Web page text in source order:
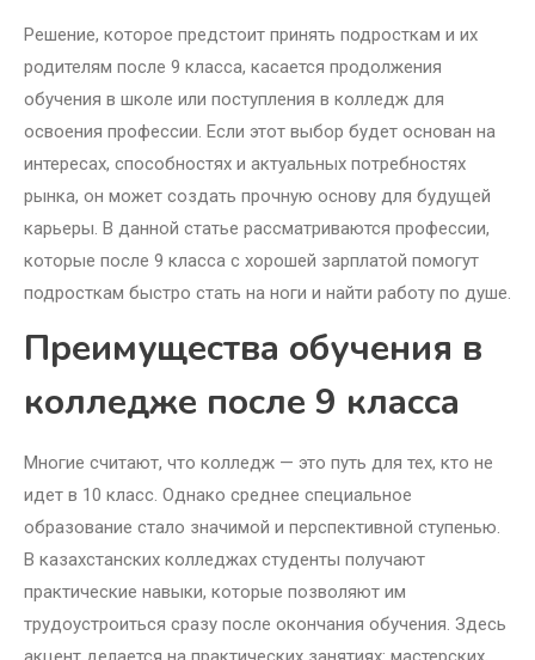
Решение, которое предстоит принять подросткам и их
родителям после 9 класса, касается продолжения
обучения в школе или поступления в колледж для
освоения профессии. Если этот выбор будет основан на
интересах, способностях и актуальных потребностях
рынка, он может создать прочную основу для будущей
карьеры. В данной статье рассматриваются профессии,
которые после 9 класса с хорошей зарплатой помогут
подросткам быстро стать на ноги и найти работу по душе.
Преимущества обучения в
колледже после 9 класса
Многие считают, что колледж — это путь для тех, кто не
идет в 10 класс. Однако среднее специальное
образование стало значимой и перспективной ступенью.
В казахстанских колледжах студенты получают
практические навыки, которые позволяют им
трудоустроиться сразу после окончания обучения. Здесь